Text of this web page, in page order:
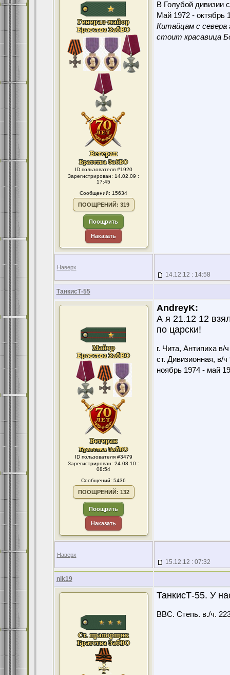
ID пользователя #1920
Зарегистрирован: 14.02.09 :
17:45
Сообщений: 15634
ПООЩРЕНИЙ: 319
Поощрить
Наказать
В Голубой дивизии
Май 1972 - октябрь
Китайцам с севера
стоит красавица
Наверх
14.12.12 : 14:58
ТанкисТ-55
ID пользователя #3479
Зарегистрирован: 24.08.10 :
08:54
Сообщений: 5436
ПООЩРЕНИЙ: 132
Поощрить
Наказать
AndreyK:
А я 21.12 12
по царски!
г. Чита, Антипиха в/
ст. Дивизионная, в/ч
ноябрь 1974 - май
Наверх
15.12.12 : 07:32
nik19
ТанкисТ-55. У
ВВС. Степь. в./ч.